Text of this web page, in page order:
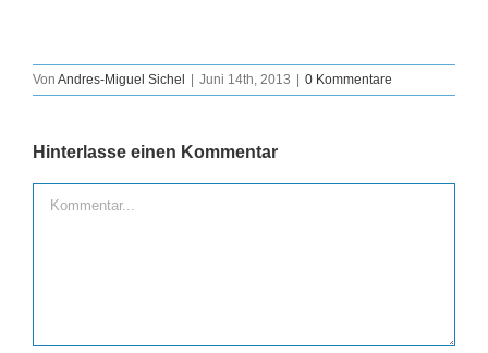
Von Andres-Miguel Sichel | Juni 14th, 2013 | 0 Kommentare
Hinterlasse einen Kommentar